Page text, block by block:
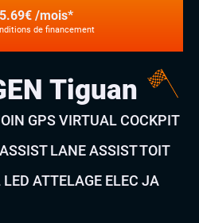
/mois*
de financement
Tiguan
GPS VIRTUAL COCKPIT
LANE ASSIST TOIT
ATTELAGE ELEC JA